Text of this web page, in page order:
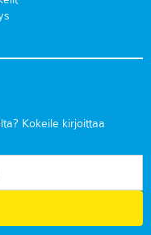
Kokeile kirjoittaa